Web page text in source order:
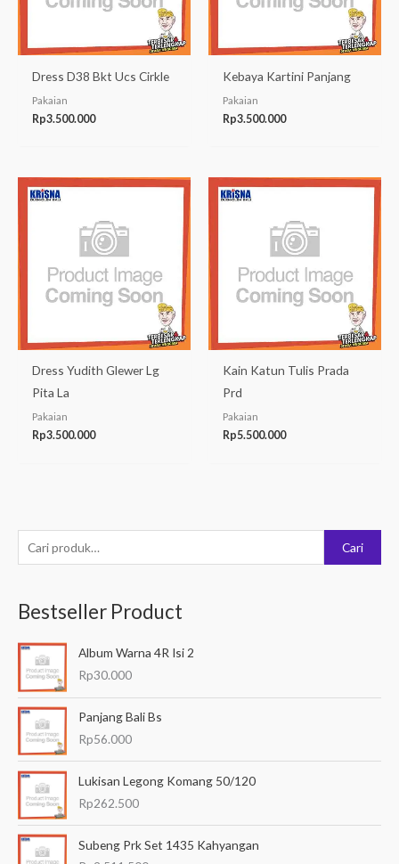
e
c
a
u
n
u
Cari
Bestseller Product
Album Warna 4R Isi 2
Rp30.000
Panjang Bali Bs
Rp56.000
Lukisan Legong Komang 50/120
Rp262.500
Subeng Prk Set 1435 Kahyangan
Dress D38 Bkt Ucs Cirkle
Pakaian
Rp3.500.000
Kebaya Kartini Panjang
Pakaian
Rp3.500.000
Dress Yudith Glewer Lg
Pita La
Pakaian
Rp3.500.000
Kain Katun Tulis Prada
Prd
Pakaian
Rp5.500.000